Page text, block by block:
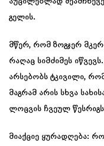
გელის.
მწერ, რომ ზოგჯერ
რაღაც სიმძიმეს
არსებობს ტკივილი,
მაგრამ არის სხვა
ლოცვის ჩვეულ
მიაქციე ყურადღება: